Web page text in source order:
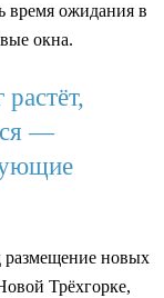
ожидания в
окна.
—
размещение новых
Трёхгорке,